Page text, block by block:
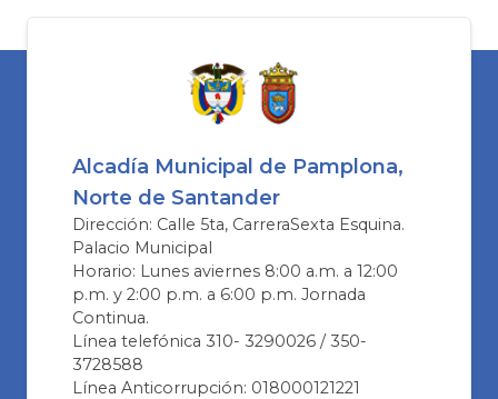
Alcadía Municipal de Pamplona,
Norte de Santander
Dirección: Calle 5ta, CarreraSexta Esquina.
Palacio Municipal
Horario: Lunes aviernes 8:00 a.m. a 12:00
p.m. y 2:00 p.m. a 6:00 p.m. Jornada
Continua.
Línea telefónica 310- 3290026 / 350-
3728588
Línea Anticorrupción: 018000121221